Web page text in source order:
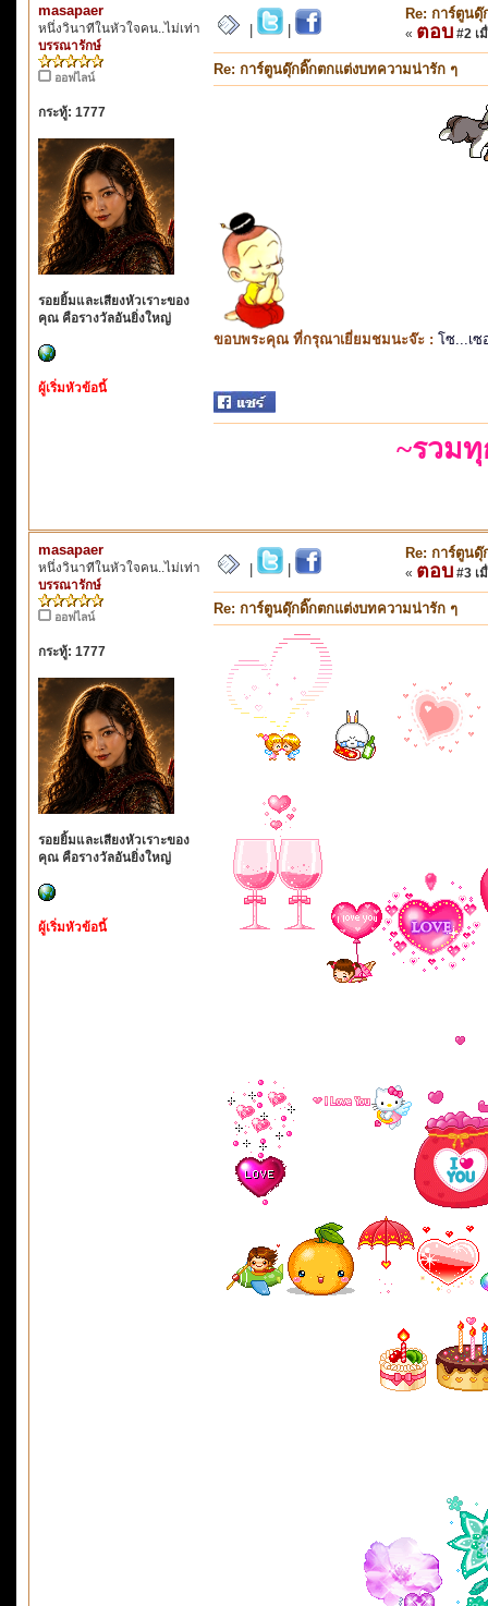
masapaer
หนึ่งวินาทีในหัวใจคน..ไม่เท่า
บรรณารักษ์
ออฟไลน์
กระทู้: 1777
รอยยิ้มและเสียงหัวเราะของ
คุณ คือรางวัลอันยิ่งใหญ่
ผู้เริ่มหัวข้อนี้
Re: การ์ตูน
« ตอบ #2 เ
Re: การ์ตูนดุ๊กดิ๊กตกแต่งบทความน่ารัก ๆ
ขอบพระคุณ ที่กรุณาเยี่ยมชมนะจ๊ะ : โซ...เซ
~รวม
masapaer
หนึ่งวินาทีในหัวใจคน..ไม่เท่า
บรรณารักษ์
ออฟไลน์
กระทู้: 1777
รอยยิ้มและเสียงหัวเราะของ
คุณ คือรางวัลอันยิ่งใหญ่
ผู้เริ่มหัวข้อนี้
Re: การ์ตูน
« ตอบ #3 เ
Re: การ์ตูนดุ๊กดิ๊กตกแต่งบทความน่ารัก ๆ